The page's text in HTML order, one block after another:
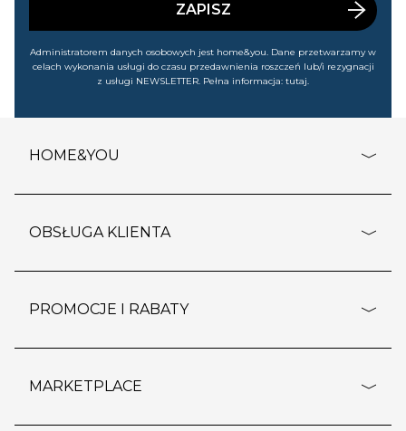
ZAPISZ
Administratorem danych osobowych jest home&you. Dane przetwarzamy w
celach wykonania usługi do czasu przedawnienia roszczeń lub/i rezygnacji
z usługi NEWSLETTER. Pełna informacja: tutaj.
HOME&YOU
o firmie
polityka prywatności
kontakt
OBSŁUGA KLIENTA
dostawy i płatność
wypis z subskrypcji
regulamin sklepu
PROMOCJE I RABATY
outlet
MARKETPLACE